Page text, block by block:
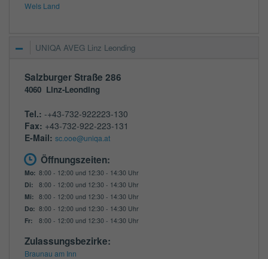
Wels Land
UNIQA AVEG Linz Leonding
Salzburger Straße 286
4060 Linz-Leonding
Tel.: -+43-732-922223-130
Fax: +43-732-922-223-131
E-Mail: sc.ooe@uniqa.at
Öffnungszeiten:
Mo: 8:00 - 12:00 und 12:30 - 14:30 Uhr
Di:
8:00 - 12:00 und 12:30 - 14:30 Uhr
Mi: 8:00 - 12:00 und 12:30 - 14:30 Uhr
Do: 8:00 - 12:00 und 12:30 - 14:30 Uhr
Fr:
8:00 - 12:00 und 12:30 - 14:30 Uhr
Zulassungsbezirke:
Braunau am Inn